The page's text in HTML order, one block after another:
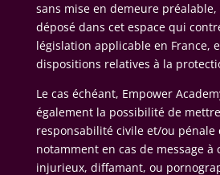
sans mise en demeure
déposé dans cet espace qui
législation applicable en France,
dispositions relatives à la
Le cas échéant, Empower
également la possibilité de
responsabilité civile et/ou pénale
notamment en cas de message à
injurieux, diffamant, ou